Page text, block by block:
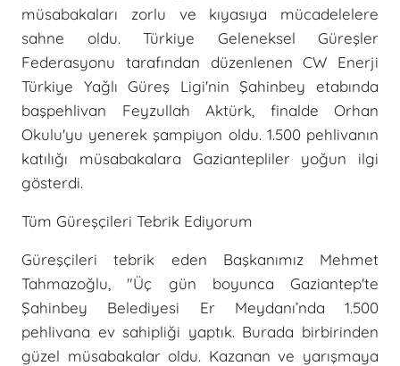
müsabakaları zorlu ve kıyasıya mücadelelere
sahne oldu. Türkiye Geleneksel Güreşler
Federasyonu tarafından düzenlenen CW Enerji
Türkiye Yağlı Güreş Ligi'nin Şahinbey etabında
başpehlivan Feyzullah Aktürk, finalde Orhan
Okulu'yu yenerek şampiyon oldu. 1.500 pehlivanın
katılığı müsabakalara Gaziantepliler yoğun ilgi
gösterdi.
Tüm Güreşçileri Tebrik Ediyorum
Güreşçileri tebrik eden Başkanımız Mehmet
Tahmazoğlu, "Üç gün boyunca Gaziantep'te
Şahinbey Belediyesi Er Meydanı’nda 1.500
pehlivana ev sahipliği yaptık. Burada birbirinden
güzel müsabakalar oldu. Kazanan ve yarışmaya